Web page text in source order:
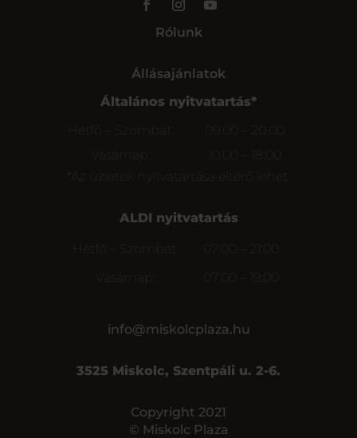
Rólunk
Állásajánlatok
Általános nyitvatartás*
Hétfő – Szombat:
09:00 – 20:00
Vasárnap:
*Az üzletek nyitvatartása eltérő lehet.
ALDI nyitvatartás
Hétfő – Szombat:
07:00 – 21:00
Vasárnap:
info@miskolcplaza.hu
3525 Miskolc, Szentpáli u. 2-6.
Copyright 2021
© Miskolc Plaza